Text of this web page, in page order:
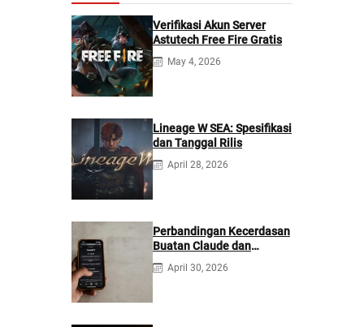
Verifikasi Akun Server
Astutech Free Fire Gratis
May 4, 2026
Lineage W SEA: Spesifikasi
dan Tanggal Rilis
April 28, 2026
Perbandingan Kecerdasan
Buatan Claude dan
ChatGPT: Mana yang
Lebih Baik?
April 30, 2026